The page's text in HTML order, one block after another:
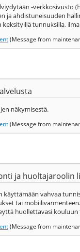
-
ja ahdistuneisuuden
keksityillä tunnuksilla,
(Message from
näkymisestä.
(Message from
ja huoltajaroolin
käyttämään vahvaa
tai
huollettavasi kouluun
(Message from